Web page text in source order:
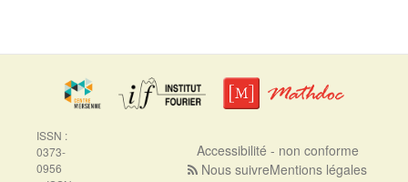
ISSN :
0373-
0956
Accessibilité - non conforme
Nous suivreMentions légales